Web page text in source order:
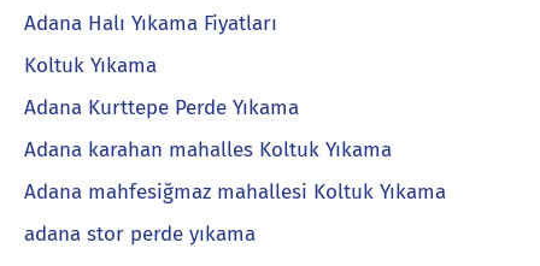
Adana Halı Yıkama Fiyatları
Koltuk Yıkama
Adana Kurttepe Perde Yıkama
Adana karahan mahalles Koltuk Yıkama
Adana mahfesiğmaz mahallesi Koltuk Yıkama
adana stor perde yıkama